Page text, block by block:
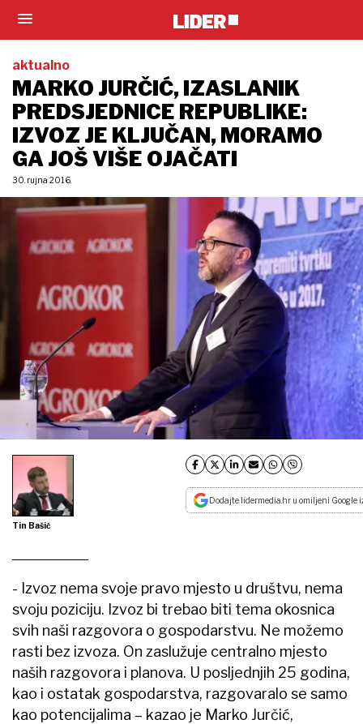
aktualno
MARKO JURČIĆ, IZASLANIK
PREDSJEDNICE REPUBLIKE:
IZVOZ JE KLJUČAN, MORAMO
GA JOŠ VIŠE OJAČATI
30. rujna 2016.
Tin Bašić
Dodajte lidermedia.hr u omiljeni Google
- Izvoz nema svoje pravo mjesto u društvu, nema
svoju poziciju. Izvoz bi trebao biti tema okosnica
svih naši razgovora o gospodarstvu. Ne možemo
rasti bez izvoza. On zaslužuje centralno mjesto
naših razgovora i planova. U posljednjih 25 godina,
kao i ostatak gospodarstva, razgovaralo se samo
kao potencijalima – kazao je Marko Jurčić,